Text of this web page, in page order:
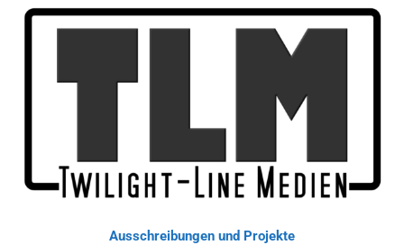
Ausschreibungen und Projekte